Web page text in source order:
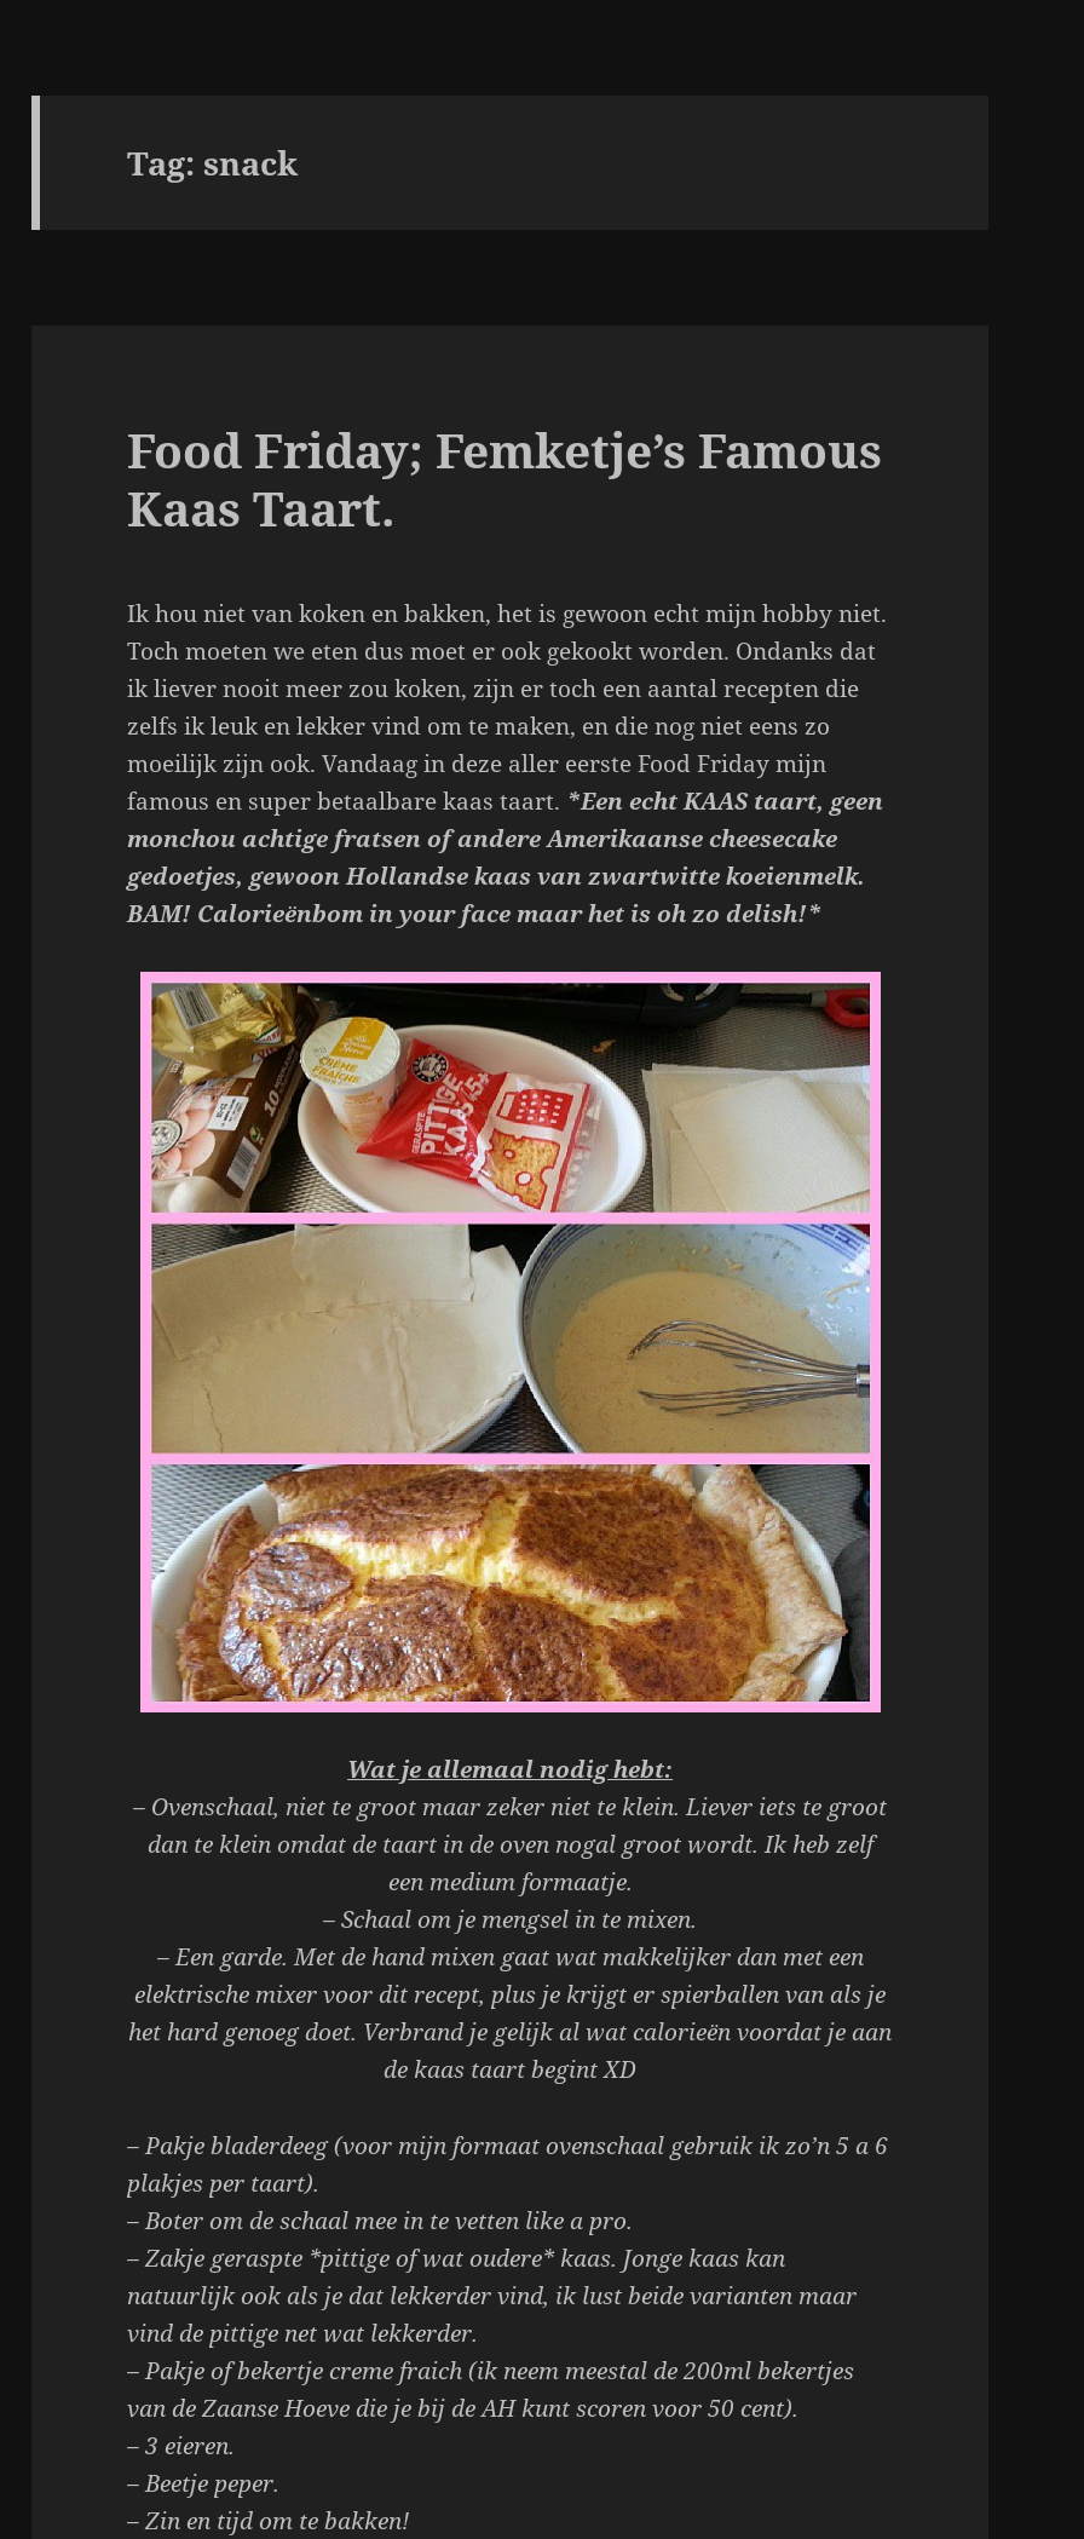
Tag:snack
Food Friday; Femketje’s Famous
Kaas Taart.
Ik hou niet van koken en bakken, het is gewoon echt mijn hobby niet.
Toch moeten we eten dus moet er ook gekookt worden. Ondanks dat
ik liever nooit meer zou koken, zijn er toch een aantal recepten die
zelfs ik leuk en lekker vind om te maken, en die nog niet eens zo
moeilijk zijn ook. Vandaag in deze aller eerste Food Friday mijn
famous en super betaalbare kaas taart. *Een echt KAAS taart, geen
monchou achtige fratsen of andere Amerikaanse cheesecake
gedoetjes, gewoon Hollandse kaas van zwartwitte koeienmelk.
BAM! Calorieënbom in your face maar het is oh zo delish!*
Wat je allemaal nodig hebt:
– Ovenschaal, niet te groot maar zeker niet te klein. Liever iets te groot
dan te klein omdat de taart in de oven nogal groot wordt. Ik heb zelf
een medium formaatje.
– Schaal om je mengsel in te mixen.
– Een garde. Met de hand mixen gaat wat makkelijker dan met een
elektrische mixer voor dit recept, plus je krijgt er spierballen van als je
het hard genoeg doet. Verbrand je gelijk al wat calorieën voordat je aan
de kaas taart begint XD
– Pakje bladerdeeg (voor mijn formaat ovenschaal gebruik ik zo’n 5 a 6
plakjes per taart).
– Boter om de schaal mee in te vetten like a pro.
– Zakje geraspte *pittige of wat oudere* kaas. Jonge kaas kan
natuurlijk ook als je dat lekkerder vind, ik lust beide varianten maar
vind de pittige net wat lekkerder.
– Pakje of bekertje creme fraich (ik neem meestal de 200ml bekertjes
van de Zaanse Hoeve die je bij de AH kunt scoren voor 50 cent).
– 3 eieren.
– Beetje peper.
– Zin en tijd om te bakken!